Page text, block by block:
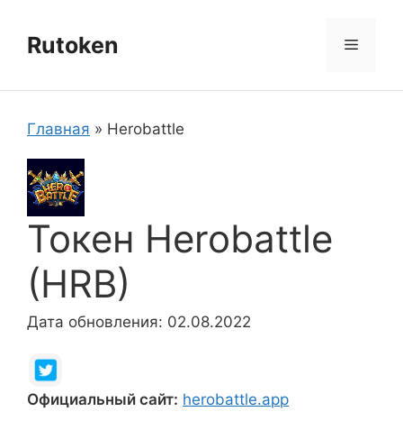
содержимому
Rutoken Меню
Главная » Herobattle
Токен Herobattle
(HRB)
Дата обновления: 02.08.2022
Официальный сайт: herobattle.app